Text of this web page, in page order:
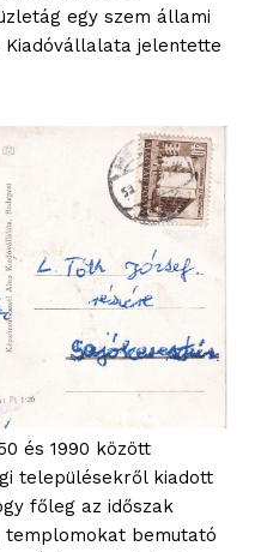
egy szem állami
Kiadóvállalata jelentette
és 1990 között
településekről kiadott
főleg az időszak
bemutató